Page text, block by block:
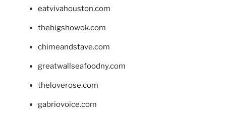
eatvivahouston.com
thebigshowok.com
chimeandstave.com
greatwallseafoodny.com
theloverose.com
gabriovoice.com